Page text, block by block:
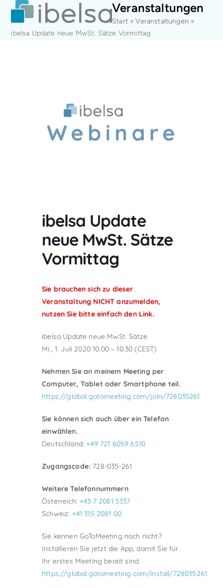
content
Open
mobile
menu
Close
mobile
menu
Veranstaltungen
Start»Veranstaltungen »
ibelsa Update neue MwSt. Sätze Vormittag
ibelsa Update
neue MwSt. Sätze
Vormittag
Sie brauchen sich zu dieser
Veranstaltung NICHT anzumelden,
nutzen Sie bitte einfach den Link.
ibelsa Update neue MwSt. Sätze
Mi., 1. Juli 2020 10:00 – 10:30 (CEST)
Nehmen Sie an meinem Meeting per
Computer, Tablet oder Smartphone teil.
https://global.gotomeeting.com/join/728035261
Sie können sich auch über ein Telefon
einwählen.
Deutschland:+49 721 6059 6510
Zugangscode: 728-035-261
Weitere Telefonnummern
Österreich:+43 7 2081 5337
Schweiz: +41 315 2081 00
Sie kennen GoToMeeting noch nicht?
Installieren Sie jetzt die App, damit Sie für
Ihr erstes Meeting bereit sind:
https://global.gotomeeting.com/install/728035261